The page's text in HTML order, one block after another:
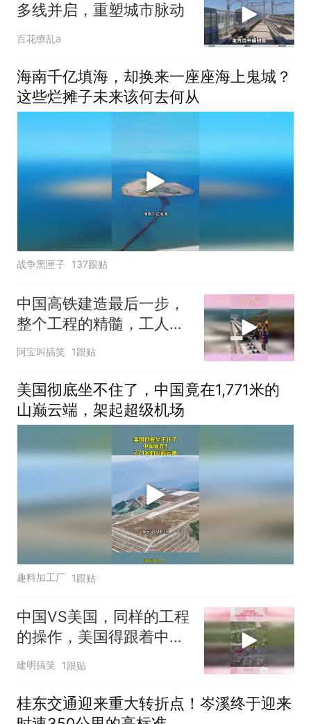
多线并启，重塑城市脉动
百花缭乱a
海南千亿填海，却换来一座座海上鬼城？
这些烂摊子未来该何去何从
战争黑匣子 137跟贴
中国高铁建造最后一步，
整个工程的精髓，工人坐
着就能完成
阿宝叫搞笑 1跟贴
美国彻底坐不住了，中国竟在1,771米的
山巅云端，架起超级机场
趣料加工厂 1跟贴
中国VS美国，同样的工程
的操作，美国得跟着中国
的屁股后面追
建明搞笑 1跟贴
桂东交通迎来重大转折点！岑溪终于迎来